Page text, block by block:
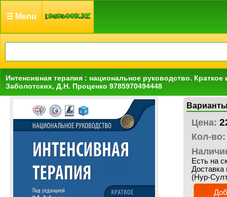
☰ Menu
Интенсивная терапия : национальное руководство. Краткое
Заболотских, Д.Н. Проценко 9785970494448
Цена:
Кол-во:
Есть на
Доставка
(Нур-